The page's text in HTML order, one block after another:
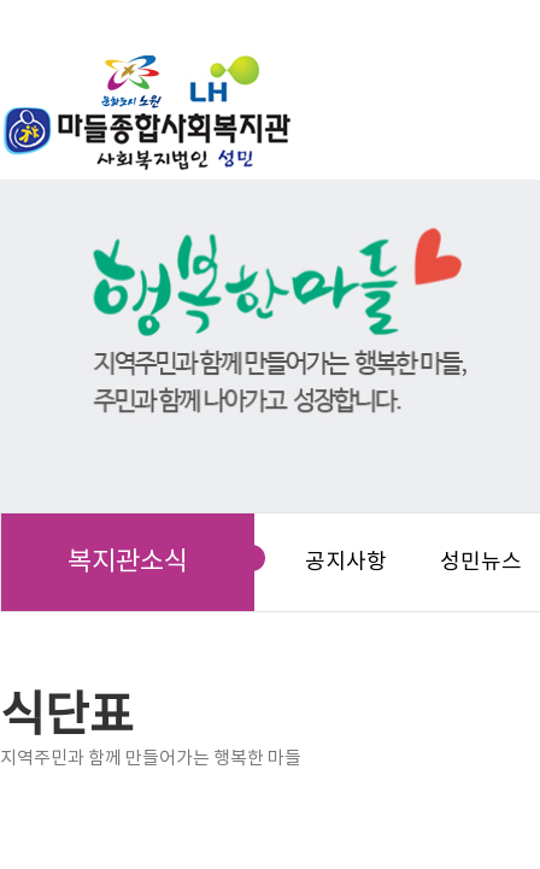
복지관소식 공지사항 성민뉴스
식단표
지역주민과 함께 만들어가는 행복한 마들